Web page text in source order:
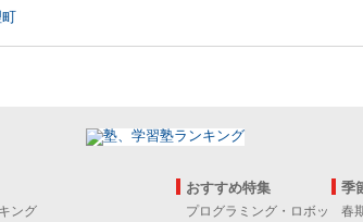
ング
おすすめ特集
プログラミング・ロボッ
季
春